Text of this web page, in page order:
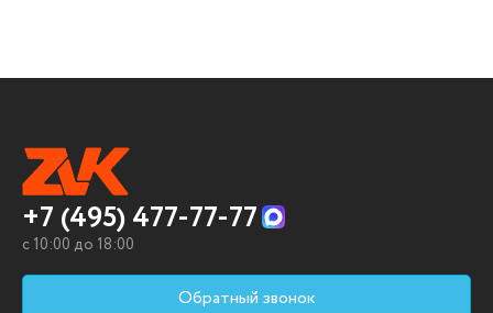
+7 (495) 477-77-77
c 10:00 до 18:00
Обратный звонок